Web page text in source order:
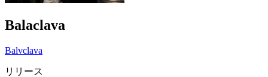
Balaclava
Balvclava
リリース